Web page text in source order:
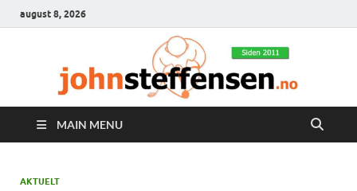
august 8, 2026
MAIN MENU
AKTUELT